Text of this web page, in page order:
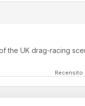
the UK drag-racing
Recensito